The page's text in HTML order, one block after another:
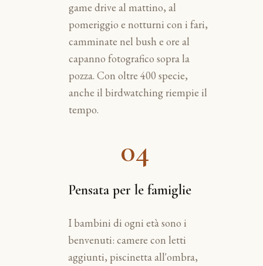
game drive al mattino, al
pomeriggio e notturni con i fari,
camminate nel bush e ore al
capanno fotografico sopra la
pozza. Con oltre 400 specie,
anche il birdwatching riempie il
tempo.
04
Pensata per le famiglie
I bambini di ogni età sono i
benvenuti: camere con letti
aggiunti, piscinetta all'ombra,